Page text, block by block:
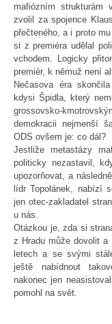
mafiózním
zvolil za spojence
přečteného, a i proto
si z premiéra udělal
vchodem. Logicky
premiér, k němuž není
Nečasova éra
kdysi Špidla, který
grossovsko-
demokracii nejmenší
ODS ovšem je: co dál?
Jestliže metastázy
politicky nezastavil,
upozorňovat, a
lídr Topolánek, nabízí
jen otec-zakladatel
u nás.
Otázkou je, zda si
z Hradu může dovolit
letech a se svými
ještě nabídnout
nakonec jen
pomohl na svět.